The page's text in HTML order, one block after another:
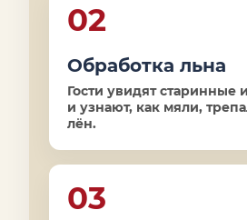
02
Обработка льна
Гости увидят старинные
и узнают, как мяли,
лён.
03